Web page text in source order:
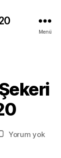
Menü
Yorum yok